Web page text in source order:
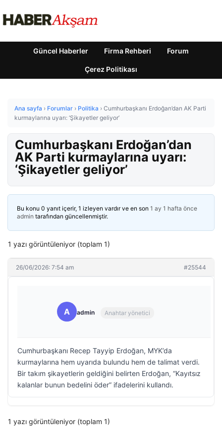
Güncel Haberler Firma Rehberi Forum
Çerez Politikası
Ana sayfa › Forumlar › Politika › Cumhurbaşkanı Erdoğan’dan AK Parti
kurmaylarına uyarı: ‘Şikayetler geliyor’
Cumhurbaşkanı Erdoğan’dan
AK Parti kurmaylarına uyarı:
‘Şikayetler geliyor’
Bu konu 0 yanıt içerir, 1 izleyen vardır ve en son 1 ay 1 hafta önce
admin tarafından güncellenmiştir.
1 yazı görüntüleniyor (toplam 1)
26/06/2026: 7:54 am #25544
A admin Anahtar yönetici
Cumhurbaşkanı Recep Tayyip Erdoğan, MYK’da
kurmaylarına hem uyarıda bulundu hem de talimat verdi.
Bir takım şikayetlerin geldiğini belirten Erdoğan, “Kayıtsız
kalanlar bunun bedelini öder” ifadelerini kullandı.
1 yazı görüntüleniyor (toplam 1)